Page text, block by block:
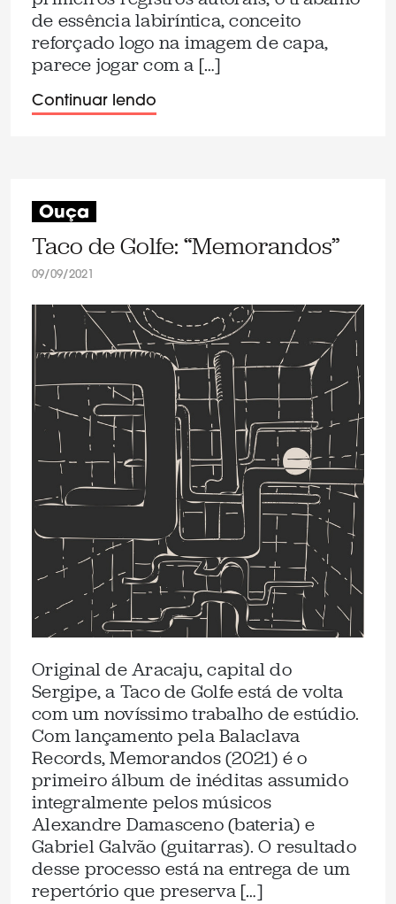
de essência labiríntica, conceito
reforçado logo na imagem de capa,
parece jogar com a […]
Continuar lendo
Ouça
Taco de Golfe: “Memorandos”
09/09/2021
Original de Aracaju, capital do
Sergipe, a Taco de Golfe está de volta
com um novíssimo trabalho de estúdio.
Com lançamento pela Balaclava
Records, Memorandos (2021) é o
primeiro álbum de inéditas assumido
integralmente pelos músicos
Alexandre Damasceno (bateria) e
Gabriel Galvão (guitarras). O resultado
desse processo está na entrega de um
repertório que preserva […]